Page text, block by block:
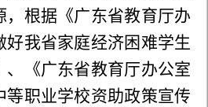
，根据《广东省教育厅办
好我省家庭经济困难学生
、《广东省教育厅办公室
等职业学校资助政策宣传